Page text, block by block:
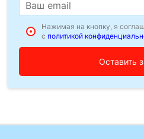
Нажимая на кнопку, я
с политикой